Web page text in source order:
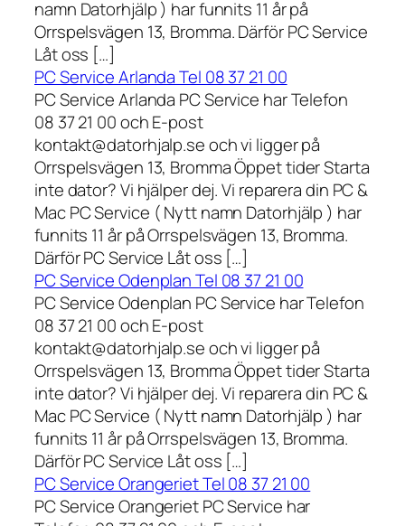
namn Datorhjälp ) har funnits 11 år på
Orrspelsvägen 13, Bromma. Därför PC Service
Låt oss […]
PC Service Arlanda Tel 08 37 21 00
PC Service Arlanda PC Service har Telefon
08 37 21 00 och E-post
kontakt@datorhjalp.se och vi ligger på
Orrspelsvägen 13, Bromma Öppet tider Starta
inte dator? Vi hjälper dej. Vi reparera din PC &
Mac PC Service ( Nytt namn Datorhjälp ) har
funnits 11 år på Orrspelsvägen 13, Bromma.
Därför PC Service Låt oss […]
PC Service Odenplan Tel 08 37 21 00
PC Service Odenplan PC Service har Telefon
08 37 21 00 och E-post
kontakt@datorhjalp.se och vi ligger på
Orrspelsvägen 13, Bromma Öppet tider Starta
inte dator? Vi hjälper dej. Vi reparera din PC &
Mac PC Service ( Nytt namn Datorhjälp ) har
funnits 11 år på Orrspelsvägen 13, Bromma.
Därför PC Service Låt oss […]
PC Service Orangeriet Tel 08 37 21 00
PC Service Orangeriet PC Service har